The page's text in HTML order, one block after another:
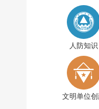
人防知识
文明单位创